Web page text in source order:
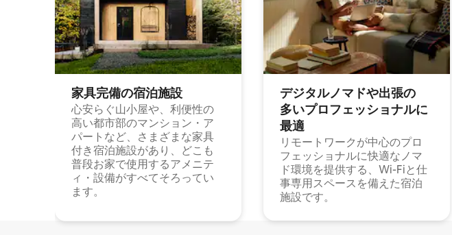
家具完備の宿⁠泊⁠施⁠設
心安らぐ山小屋や、利便性の
高い都市部のマンション・ア
パートなど、さまざまな家具
付き宿泊施設があり、どこも
普段お家で使用するアメニテ
ィ・設備がすべてそろってい
ます。
デジタルノマドや出⁠張⁠の
多⁠いプ⁠ロ⁠フ⁠ェ⁠ッ⁠シ⁠ョ⁠ナ⁠ル⁠に
最⁠適
リモートワークが中心のプロ
フェッショナルに快適なノマ
ド環境を提供する、Wi-Fiと仕
事専用スペースを備えた宿泊
施設です。